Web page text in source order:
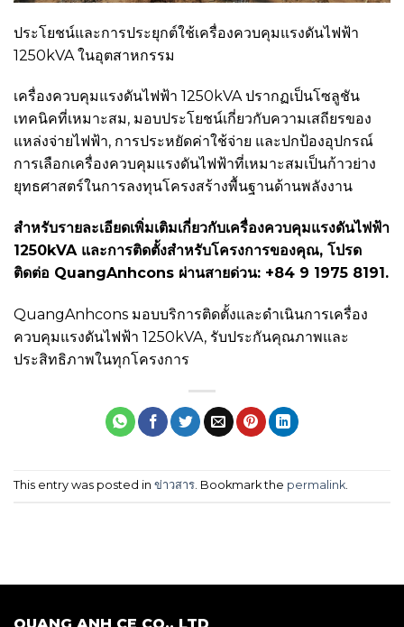
ประโยชน์และการประยุกต์ใช้เครื่องควบคุมแรงดันไฟฟ้า
1250kVA ในอุตสาหกรรม
เครื่องควบคุมแรงดันไฟฟ้า 1250kVA ปรากฏเป็นโซลูชัน
เทคนิคที่เหมาะสม, มอบประโยชน์เกี่ยวกับความเสถียรของ
แหล่งจ่ายไฟฟ้า, การประหยัดค่าใช้จ่าย และปกป้องอุปกรณ์
การเลือกเครื่องควบคุมแรงดันไฟฟ้าที่เหมาะสมเป็นก้าวย่าง
ยุทธศาสตร์ในการลงทุนโครงสร้างพื้นฐานด้านพลังงาน
สำหรับรายละเอียดเพิ่มเติมเกี่ยวกับเครื่องควบคุมแรงดันไฟฟ้า
1250kVA และการติดตั้งสำหรับโครงการของคุณ, โปรด
ติดต่อ QuangAnhcons ผ่านสายด่วน: +84 9 1975 8191.
QuangAnhcons มอบบริการติดตั้งและดำเนินการเครื่อง
ควบคุมแรงดันไฟฟ้า 1250kVA, รับประกันคุณภาพและ
ประสิทธิภาพในทุกโครงการ
This entry was posted in ข่าวสาร. Bookmark the permalink.